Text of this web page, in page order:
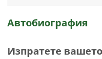
Автобиография
Изпратете